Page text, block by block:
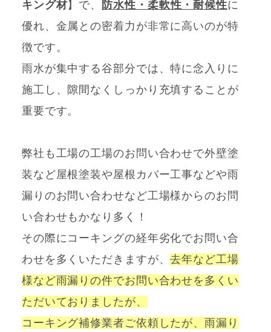
キング材】で、 防水性・柔軟性・耐候性に
優れ、金属との密着力が非常に高いのが特
徴です。
雨水が集中する谷部分では、特に念入りに
施工し、隙間なくしっかり充填することが
重要です。
弊社も工場の工場のお問い合わせで外壁塗
装など屋根塗装や屋根カバー工事などや雨
漏りのお問い合わせなど工場様からのお問
い合わせもかなり多く！
その際にコーキングの経年劣化でお問い合
わせを多くいただきますが、去年など工場
様など雨漏りの件でお問い合わせを多くい
ただいておりましたが、
コーキング補修業者ご依頼したが、雨漏り